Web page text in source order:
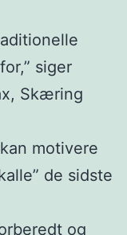
siger
Skæring
motivere
de sidste
og